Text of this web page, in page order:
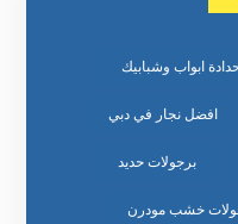
ابواب وشبابيك
افضل نجار في دبي
برجولات حديد
خشب مودرن